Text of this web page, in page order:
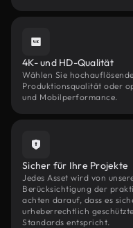
4K- und HD-Qualität
Wählen Sie
Produktionsqualität oder
und Mobilperformance.
Sicher für Ihre Projekte
Jedes Asset wird von
Berücksichtigung der
achten darauf, dass es
urheberrechtlich
Standards entspricht.